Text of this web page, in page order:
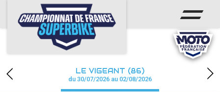
ACCUEIL
CHAMPIONNAT
CALENDRIERLE VIGEANT (86)
du 30/07/2026 au 02/08/2026